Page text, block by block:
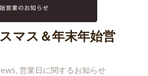
マス＆年末年始営
,営業日に関するお知らせ